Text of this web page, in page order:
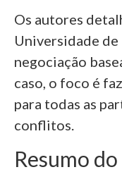
Os autores
Universidade
negociação
caso, o foco é
para todas as
conflitos.
Resumo